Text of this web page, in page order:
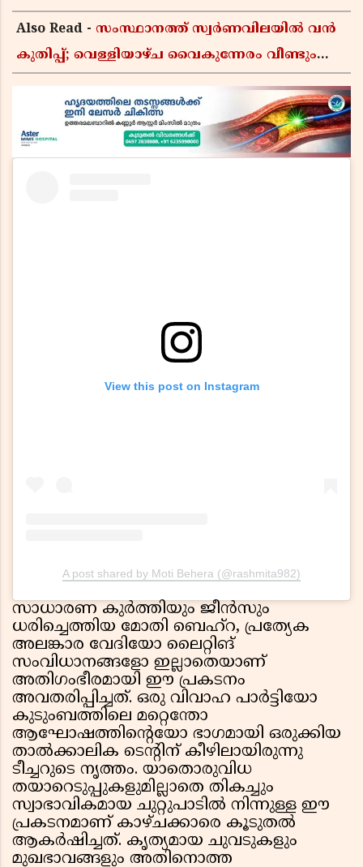
Also Read - സംസ്ഥാനത്ത് സ്വർണവിലയിൽ വൻ
കുതിപ്പ്; വെള്ളിയാഴ്ച വൈകുന്നേരം വീണ്ടും
View this post on Instagram
A post shared by Moti Behera (@rashmita982)
സാധാരണ കുർത്തിയും ജീൻസും
ധരിച്ചെത്തിയ മോതി ബെഹ്റ, പ്രത്യേക
അലങ്കാര വേദിയോ ലൈറ്റിങ്
സംവിധാനങ്ങളോ ഇല്ലാതെയാണ്
അതിഗംഭീരമായി ഈ പ്രകടനം
അവതരിപ്പിച്ചത്. ഒരു വിവാഹ പാർട്ടിയോ
കുടുംബത്തിലെ മറ്റെന്തോ
ആഘോഷത്തിൻ്റെയോ ഭാഗമായി ഒരുക്കിയ
താൽക്കാലിക ടെൻ്റിന് കീഴിലായിരുന്നു
ടീച്ചറുടെ നൃത്തം. യാതൊരുവിധ
തയാറെടുപ്പുകളുമില്ലാതെ തികച്ചും
സ്വാഭാവികമായ ചുറ്റുപാടിൽ നിന്നുള്ള ഈ
പ്രകടനമാണ് കാഴ്ചക്കാരെ കൂടുതൽ
ആകർഷിച്ചത്. കൃത്യമായ ചുവടുകളും
മുഖഭാവങ്ങളും അതിനൊത്ത